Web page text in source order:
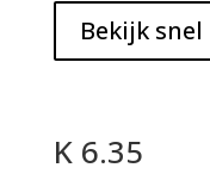
Bekijk snel
K 6.35